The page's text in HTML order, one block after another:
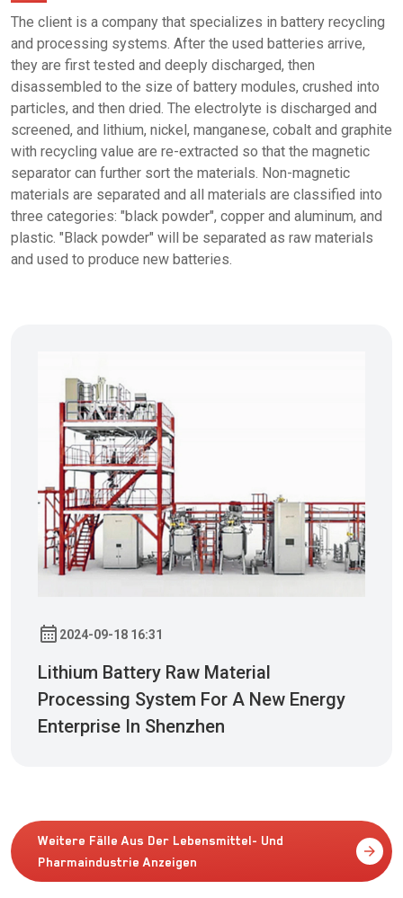
The client is a company that specializes in battery recycling
and processing systems. After the used batteries arrive,
they are first tested and deeply discharged, then
disassembled to the size of battery modules, crushed into
particles, and then dried. The electrolyte is discharged and
screened, and lithium, nickel, manganese, cobalt and graphite
with recycling value are re-extracted so that the magnetic
separator can further sort the materials. Non-magnetic
materials are separated and all materials are classified into
three categories: "black powder", copper and aluminum, and
plastic. "Black powder" will be separated as raw materials
and used to produce new batteries.
2024-09-18 16:31
Lithium Battery Raw Material
Processing System For A New Energy
Enterprise In Shenzhen
Weitere Fälle Aus Der Lebensmittel- Und
Pharmaindustrie Anzeigen